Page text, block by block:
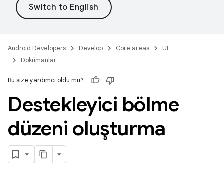
Android Developers Develop Core areas
UI
Dokümanlar
Bu size yardımcı oldu mu?
Destekleyici bölme
düzeni oluşturma